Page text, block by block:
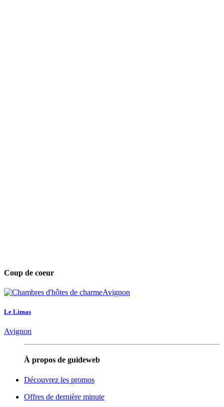
Coup de coeur
Le Limas
Avignon
À propos de guideweb
Découvrez les promos
Offres de dernière minute